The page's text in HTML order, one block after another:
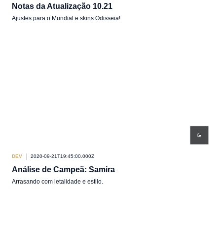
Notas da Atualização 10.21
Ajustes para o Mundial e skins Odisseia!
DEV 2020-09-21T19:45:00.000Z
Análise de Campeã: Samira
Arrasando com letalidade e estilo.